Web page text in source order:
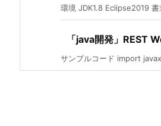
環境 JDK1.8 Eclipse2019
「java開発」REST
サンプルコード import